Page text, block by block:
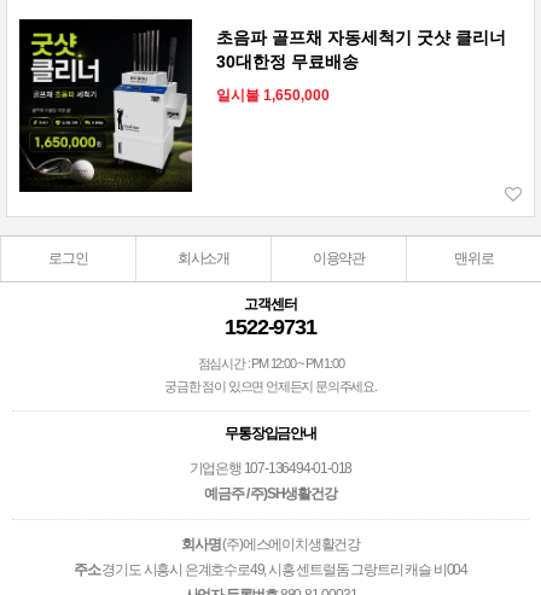
초음파 골프채 자동세척기 굿샷 클리너
30대한정 무료배송
일시불 1,650,000
로그인 회사소개 이용약관 맨위로
고객센터
1522-9731
점심시간 : PM 12:00 ~ PM 1:00
궁금한 점이 있으면 언제든지 문의주세요.
무통장입금안내
기업은행 107-136494-01-018
예금주 / 주)SH생활건강
회사명(주)에스에이치생활건강
주소경기도 시흥시 은계호수로49, 시흥 센트럴돔 그랑트리 캐슬 비004